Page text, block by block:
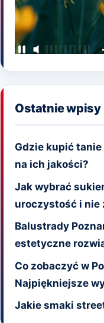
Ostatnie wpisy
Gdzie kupić
na ich jakości?
Jak wybrać
uroczystość i nie
Balustrady
estetyczne
Co zobaczyć w
Najpiękniejsze
Jakie smaki